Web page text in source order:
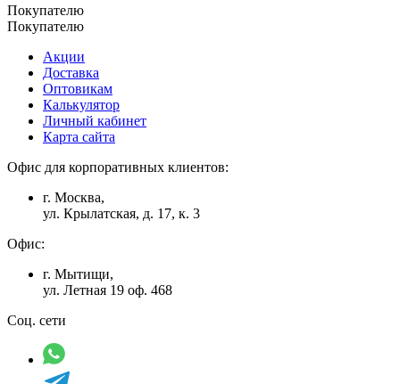
Покупателю
Покупателю
Акции
Доставка
Оптовикам
Калькулятор
Личный кабинет
Карта сайта
Офис для корпоративных клиентов:
г. Москва,
ул. Крылатская, д. 17, к. 3
Офис:
г. Мытищи,
ул. Летная 19 оф. 468
Соц. сети